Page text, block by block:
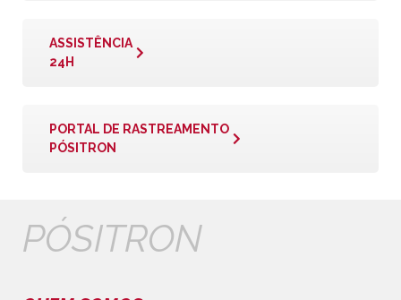
ASSISTÊNCIA
24H
PORTAL DE RASTREAMENTO
PÓSITRON
PÓSITRON